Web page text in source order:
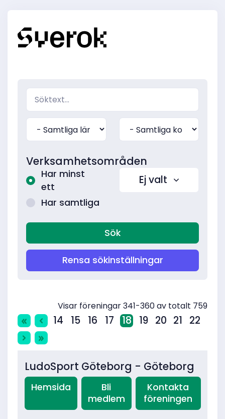
Verksamhetsområden
Har minst
ett
Har samtliga
Ej valt
Rensa sökinställningar
Visar föreningar 341-360 av totalt 759
14 15 16 17 18 19 20 21 22
LudoSport Göteborg - Göteborg
Hemsida
Bli
medlem
Kontakta
föreningen